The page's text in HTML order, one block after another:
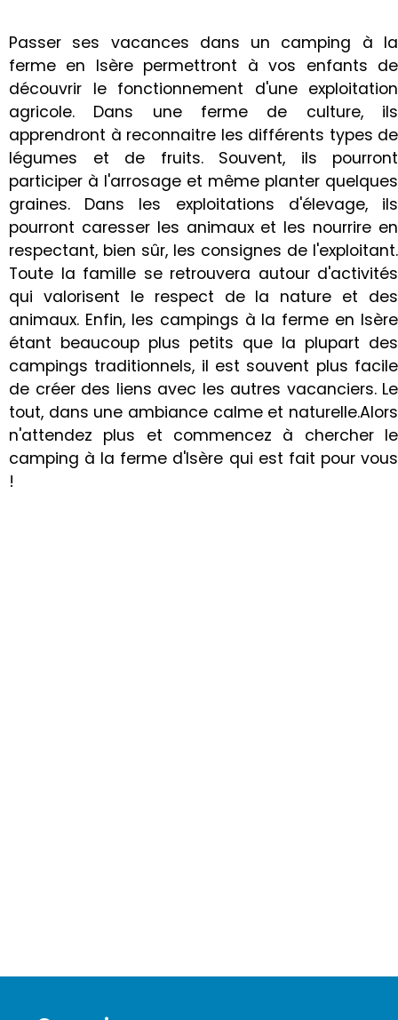
Passer ses vacances dans un camping à la
ferme en Isère permettront à vos enfants de
découvrir le fonctionnement d'une exploitation
agricole. Dans une ferme de culture, ils
apprendront à reconnaitre les différents types de
légumes et de fruits. Souvent, ils pourront
participer à l'arrosage et même planter quelques
graines. Dans les exploitations d'élevage, ils
pourront caresser les animaux et les nourrire en
respectant, bien sûr, les consignes de l'exploitant.
Toute la famille se retrouvera autour d'activités
qui valorisent le respect de la nature et des
animaux. Enfin, les campings à la ferme en Isère
étant beaucoup plus petits que la plupart des
campings traditionnels, il est souvent plus facile
de créer des liens avec les autres vacanciers. Le
tout, dans une ambiance calme et naturelle.Alors
n'attendez plus et commencez à chercher le
camping à la ferme d'Isère qui est fait pour vous
!